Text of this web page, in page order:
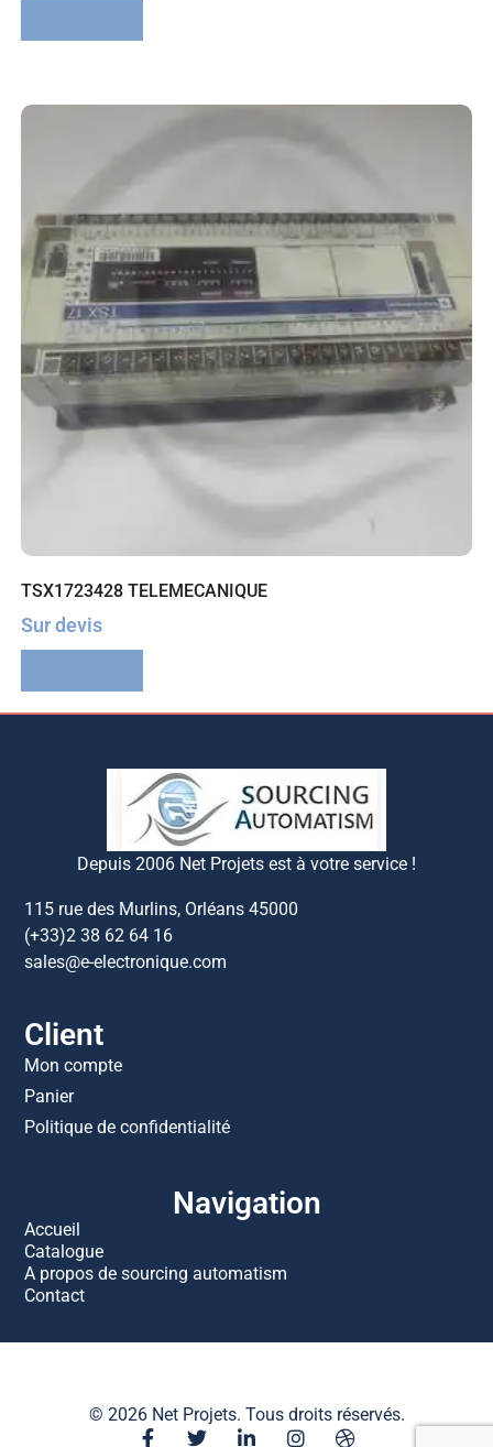
TSX1723428 TELEMECANIQUE
Sur devis
Depuis 2006 Net Projets est à votre service !
115 rue des Murlins, Orléans 45000
(+33)2 38 62 64 16
sales@e-electronique.com
Client
Mon compte
Panier
Politique de confidentialité
Navigation
Accueil
Catalogue
A propos de sourcing automatism
Contact
© 2026 Net Projets. Tous droits réservés.